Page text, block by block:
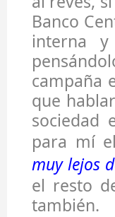
Banco
interna
campaña
que
sociedad
para mí
muy lejos
el resto
también.